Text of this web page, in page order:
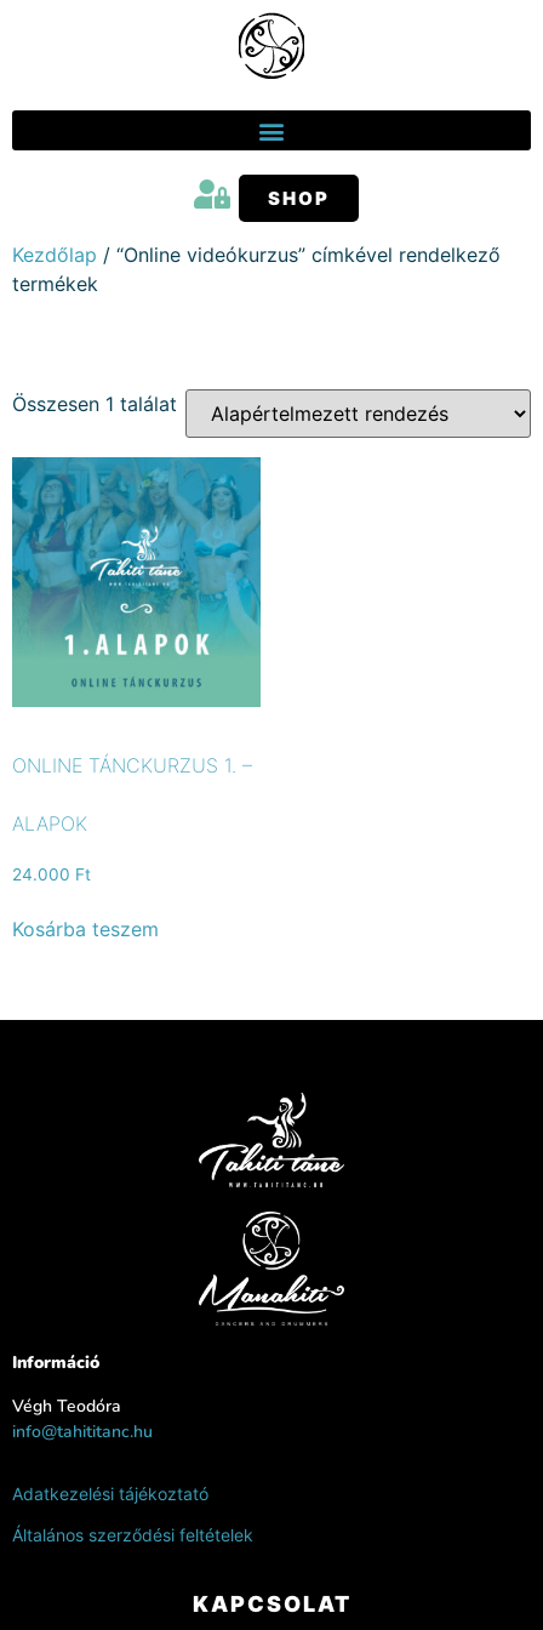
SHOP
Kezdőlap / “Online videókurzus” címkével rendelkező
termékek
Összesen 1 találat
ONLINE TÁNCKURZUS 1. –
ALAPOK
24.000 Ft
Kosárba teszem
Információ
Végh Teodóra
info@tahititanc.hu
Adatkezelési tájékoztató
Általános szerződési feltételek
KAPCSOLAT